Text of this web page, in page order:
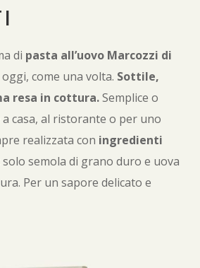
di pasta all’uovo Marcozzi di
oggi, come una volta. Sottile,
resa in cottura.Semplice o
casa, al ristorante o per uno
realizzata con ingredienti
solo semola di grano duro e uova
Per un sapore delicato e